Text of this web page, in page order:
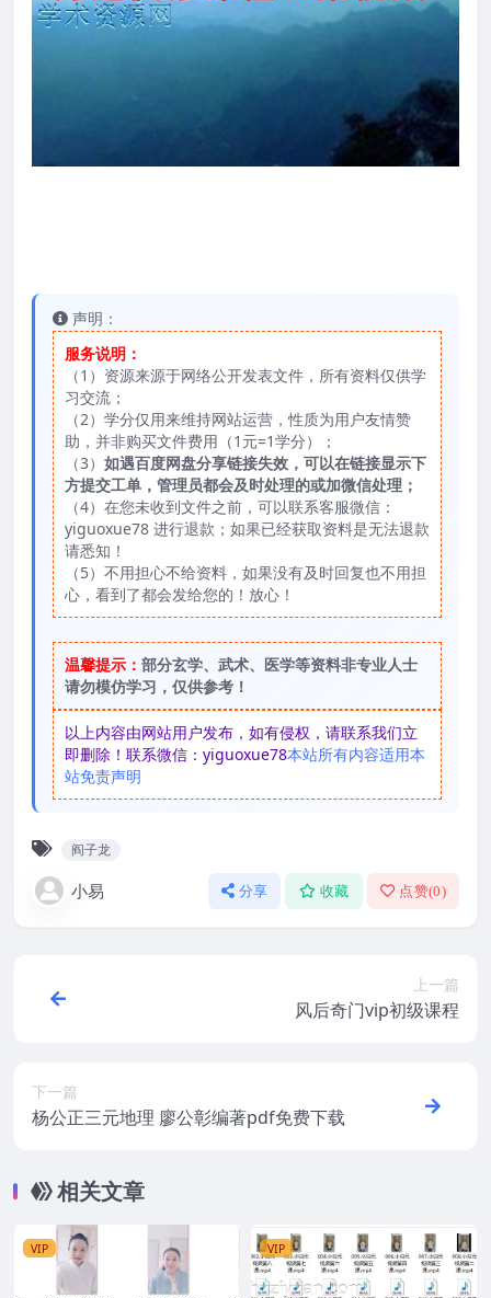
声明：
服务说明：
（1）资源来源于网络公开发表文件，所有资料仅供学
习交流；
（2）学分仅用来维持网站运营，性质为用户友情赞
助，并非购买文件费用（1元=1学分）；
（3） 如遇百度网盘分享链接失效，可以在链接显示下
方提交工单，管理员都会及时处理的或加微信处理；
（4）在您未收到文件之前，可以联系客服微信：
yiguoxue78 进行退款；如果已经获取资料是无法退款
请悉知！
（5）不用担心不给资料，如果没有及时回复也不用担
心，看到了都会发给您的！放心！
温馨提示： 部分玄学、武术、医学等资料非专业人士
请勿模仿学习，仅供参考！
以上内容由网站用户发布，如有侵权，请联系我们立
即删除！联系微信：yiguoxue78本站所有内容适用本
站免责声明
阎子龙
小易 分享 收藏 点赞(0)
上一篇
风后奇门vip初级课程
下一篇
杨公正三元地理 廖公彰编著pdf免费下载
相关文章
VIP VIP